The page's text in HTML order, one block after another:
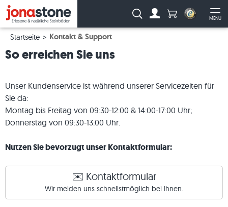
MENU
Suche: Anzahl
Startseite Kontakt & Support
So erreichen Sie uns
Unser Kundenservice ist während unserer Servicezeiten für
Sie da:
Montag bis Freitag von 09:30-12:00 & 14:00-17:00 Uhr;
Donnerstag von 09:30-13:00 Uhr.
Nutzen Sie bevorzugt unser Kontaktformular:
✉️ Kontaktformular
Wir melden uns schnellstmöglich bei Ihnen.